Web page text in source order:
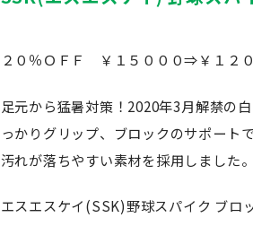
２０％ＯＦＦ ￥１５０００⇒￥１２
足元から猛暑対策！2020年3月解禁の
っかりグリップ、ブロックのサポート
汚れが落ちやすい素材を採用しました。
エスエスケイ(SSK)野球スパイク ブロ